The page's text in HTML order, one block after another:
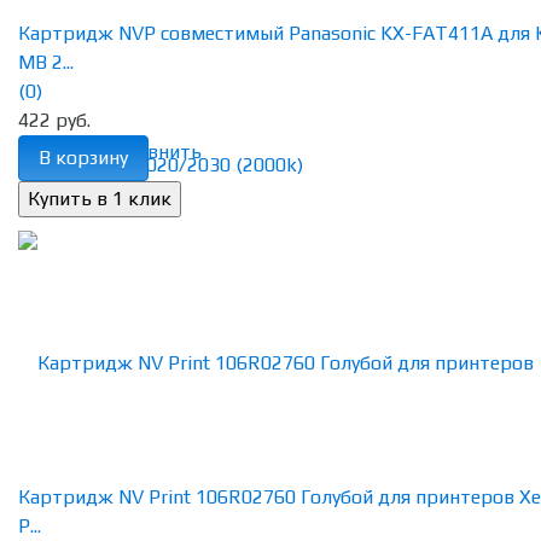
избранное сравнить
Картридж NVP совместимый Panasonic KX-FAT411А для
MB 2...
(0)
422 руб.
В корзину
Картридж NV Print 106R02760 Голубой для принтеров
P...